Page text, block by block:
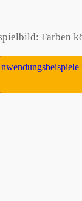
Farben